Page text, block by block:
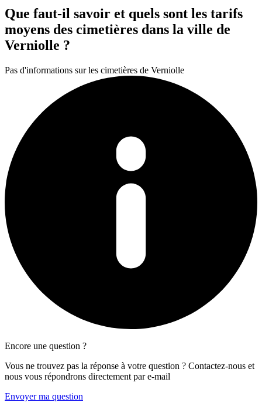
Que faut-il savoir et quels sont les tarifs
moyens des cimetières dans la ville de
Verniolle ?
Pas d'informations sur les cimetières de Verniolle
Encore une question ?
Vous ne trouvez pas la réponse à votre question ? Contactez-nous et
nous vous répondrons directement par e-mail
Envoyer ma question